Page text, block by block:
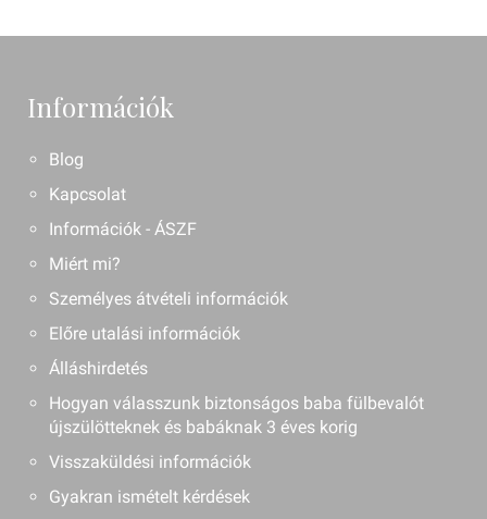
Információk
Blog
Kapcsolat
Információk - ÁSZF
Miért mi?
Személyes átvételi információk
Előre utalási információk
Álláshirdetés
Hogyan válasszunk biztonságos baba fülbevalót
újszülötteknek és babáknak 3 éves korig
Visszaküldési információk
Gyakran ismételt kérdések